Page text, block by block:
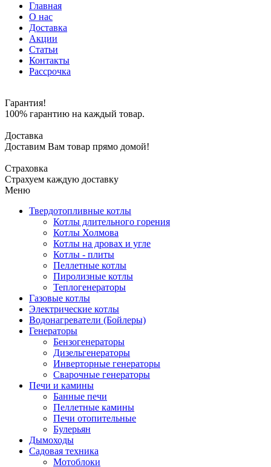
Главная
О нас
Доставка
Акции
Статьи
Контакты
Рассрочка
Гарантия!
100% гарантию на каждый товар.
Доставка
Доставим Вам товар прямо домой!
Страховка
Страхуем каждую доставку
Меню
Твердотопливные котлы
Котлы длительного горения
Котлы Холмова
Котлы на дровах и угле
Котлы - плиты
Пеллетные котлы
Пиролизные котлы
Теплогенераторы
Газовые котлы
Электрические котлы
Водонагреватели (Бойлеры)
Генераторы
Бензогенераторы
Дизельгенераторы
Инверторные генераторы
Сварочные генераторы
Печи и камины
Банные печи
Пеллетные камины
Печи отопительные
Булерьян
Дымоходы
Садовая техника
Мотоблоки